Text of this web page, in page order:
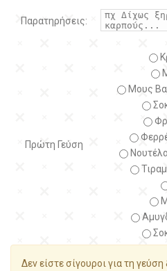
Παρατηρήσεις:
Πρώτη Γεύση
Μους
Δεν είστε σίγουροι για τη